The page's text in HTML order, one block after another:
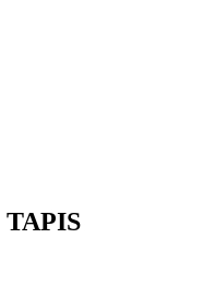
TAPIS